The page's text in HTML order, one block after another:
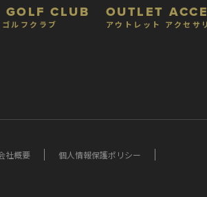
GOLF CLUB
ルフクラブ
OUTLET
アウトレット アクセサ
社概要
個人情報保護ポリシー